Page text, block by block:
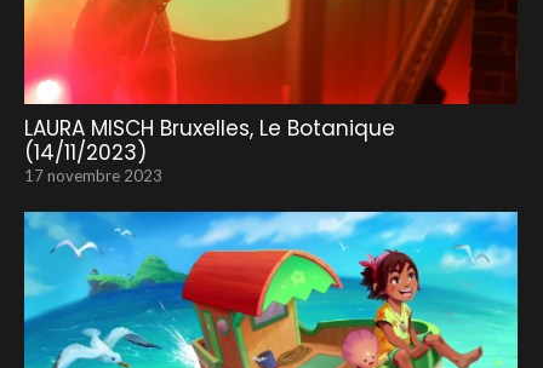
LAURA MISCH Bruxelles, Le Botanique
(14/11/2023)
17 novembre 2023